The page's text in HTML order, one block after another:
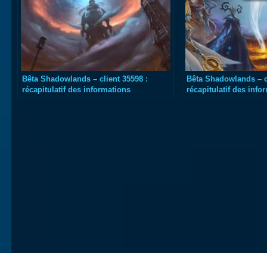
Bêta Shadowlands – client 35598 :
récapitulatif des informations
Bêta Shadowlands –
récapitulatif des